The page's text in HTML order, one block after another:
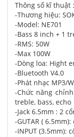
Thông số kĩ thuật :
-Thương hiệu:
-Model: NE701
-Bass 8 inch + 1
-RMS: 50W
-Max 100W
-Dòng loa: Hight
-Bluetooth V4.0
-Phát nhạc MP3/
-Chức năng
treble, bass, echo
-Jack 6.5mm : 2
-GUTAR (
-INPUT (3.5mm):